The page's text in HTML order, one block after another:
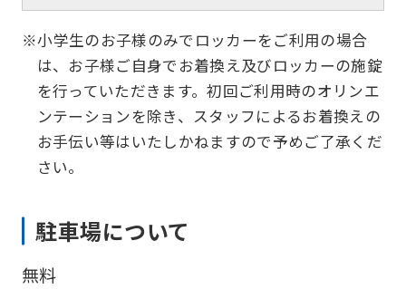
※小学生のお子様のみでロッカーをご利用の場合
は、お子様ご自身でお着換え及びロッカーの施錠
を行っていただきます。初回ご利用時のオリンエ
ンテーションを除き、スタッフによるお着換えの
お手伝い等はいたしかねますので予めご了承くだ
さい。
駐車場について
無料